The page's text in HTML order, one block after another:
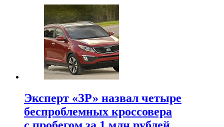
Эксперт «ЗР» назвал четыре
беспроблемных кроссовера